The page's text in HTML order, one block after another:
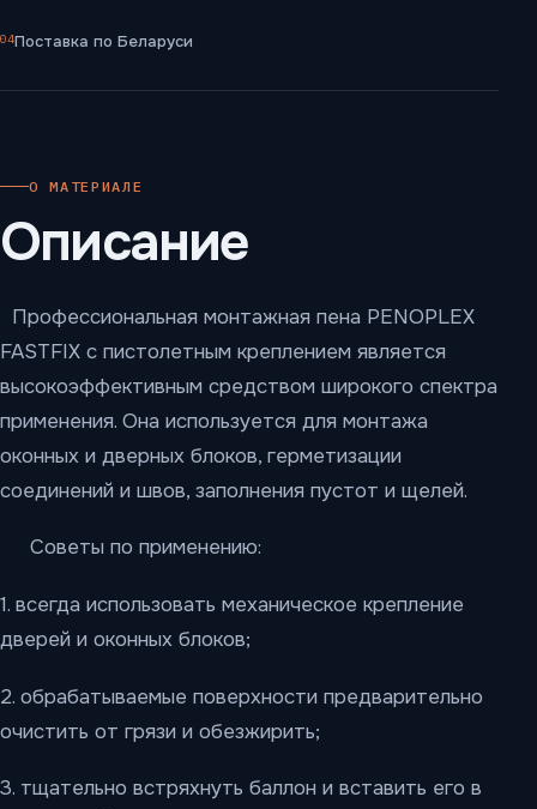
04Поставка по Беларуси
О МАТЕРИАЛЕ
Описание
Профессиональная монтажная пена PENOPLEX
FASTFIX с пистолетным креплением является
высокоэффективным средством широкого спектра
применения. Она используется для монтажа
оконных и дверных блоков, герметизации
соединений и швов, заполнения пустот и щелей.
Советы по применению:
1. всегда использовать механическое крепление
дверей и оконных блоков;
2. обрабатываемые поверхности предварительно
очистить от грязи и обезжирить;
3. тщательно встряхнуть баллон и вставить его в